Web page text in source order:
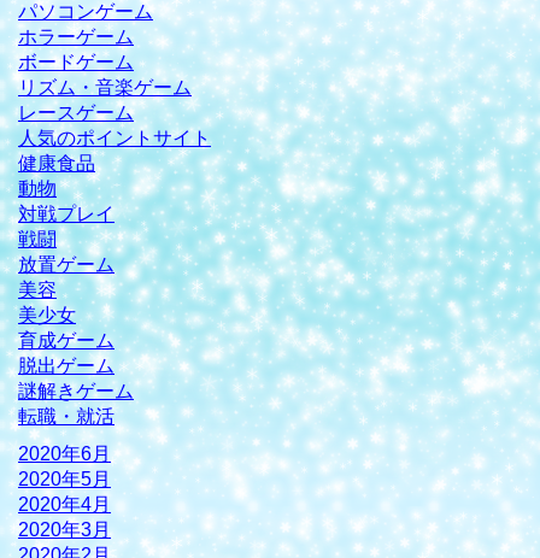
パソコンゲーム
ホラーゲーム
ボードゲーム
リズム・音楽ゲーム
レースゲーム
人気のポイントサイト
健康食品
動物
対戦プレイ
戦闘
放置ゲーム
美容
美少女
育成ゲーム
脱出ゲーム
謎解きゲーム
転職・就活
2020年6月
2020年5月
2020年4月
2020年3月